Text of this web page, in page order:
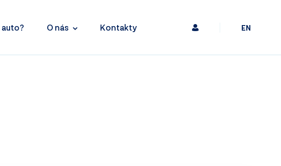
auto? O nás Kontakty EN